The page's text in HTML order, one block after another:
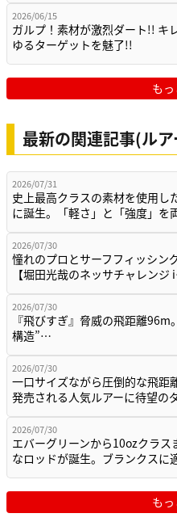
2026/06/15
ガルプ！素材が激烈ダート!! キ
ゆるターゲットを魅了!!
も
最新の関連記事(ル
2026/07/31
史上最高クラスの素材を使用し
に誕生。「軽さ」と「強度」を
2026/07/30
憧れのプロとサーフフィッシン
【堀田光哉のネッサチャレンジ
2026/07/30
『飛びすぎ』脅威の飛距離96m
構造”…
2026/07/30
一口サイズながら圧倒的な飛距
発売される人気ルアーに待望の
2026/07/30
エバーグリーンから10ozクラス
なロッドが誕生。ブランクスに
も